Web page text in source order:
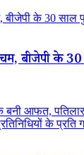
बीजेपी के 30 साल
बीजेपी के
आफत, पतिलार
के प्रति